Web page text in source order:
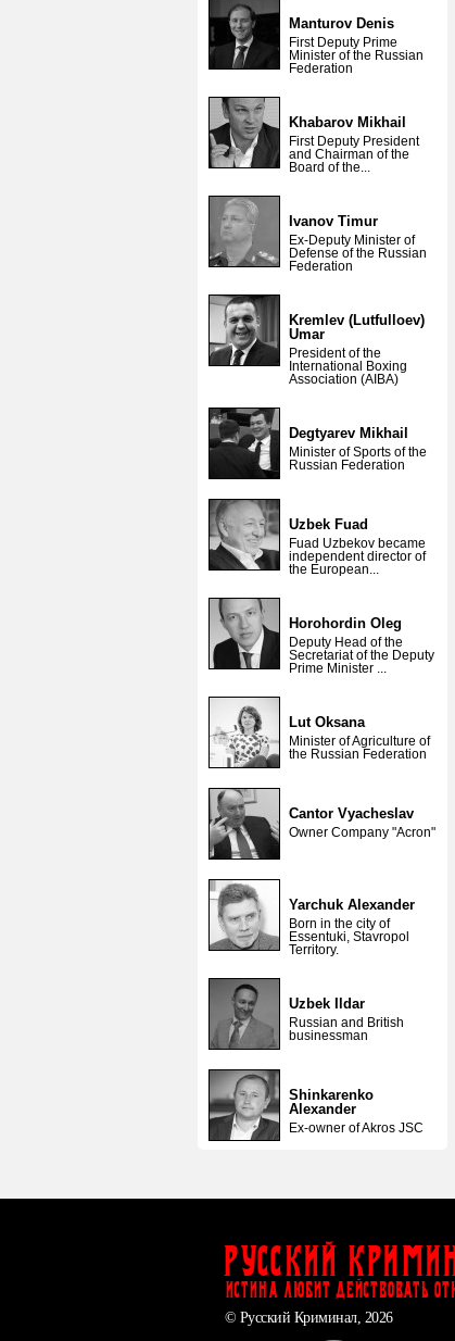
Manturov Denis
First Deputy Prime
Minister of the Russian
Federation
Khabarov Mikhail
First Deputy President
and Chairman of the
Board of the...
Ivanov Timur
Ex-Deputy Minister of
Defense of the Russian
Federation
Kremlev (Lutfulloev)
Umar
President of the
International Boxing
Association (AIBA)
Degtyarev Mikhail
Minister of Sports of the
Russian Federation
Uzbek Fuad
Fuad Uzbekov became
independent director of
the European...
Horohordin Oleg
Deputy Head of the
Secretariat of the Deputy
Prime Minister ...
Lut Oksana
Minister of Agriculture of
the Russian Federation
Cantor Vyacheslav
Owner Company "Acron"
Yarchuk Alexander
Born in the city of
Essentuki, Stavropol
Territory.
Uzbek Ildar
Russian and British
businessman
Shinkarenko
Alexander
Ex-owner of Akros JSC
Русский
ИСТИНА ЛЮБИТ ДЕЙСТВОВАТЬ
© Русский Криминал, 2026